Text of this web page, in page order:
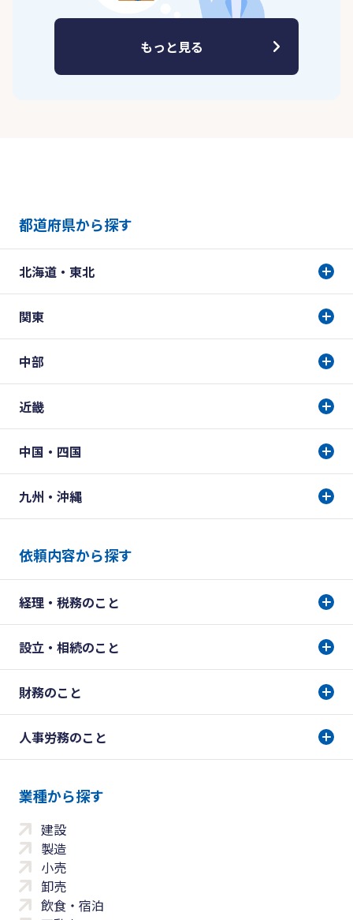
もっと見る
都道府県から探す
北海道・東北
関東
中部
近畿
中国・四国
九州・沖縄
依頼内容から探す
経理・税務のこと
設立・相続のこと
財務のこと
人事労務のこと
業種から探す
建設
製造
小売
卸売
飲食・宿泊